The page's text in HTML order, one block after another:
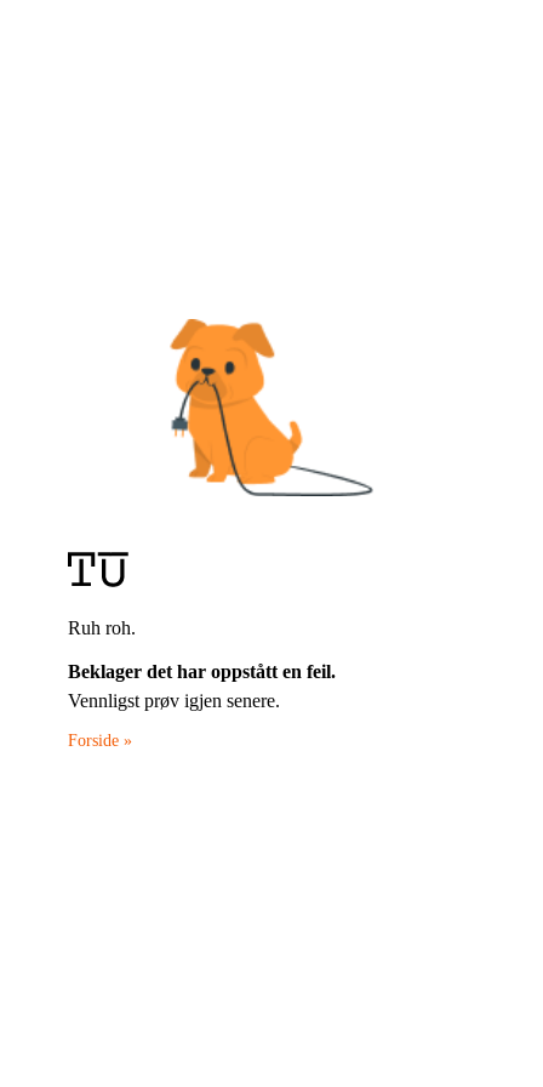
Ruh roh.
Beklager det har oppstått en feil.
Vennligst prøv igjen senere.
Forside »